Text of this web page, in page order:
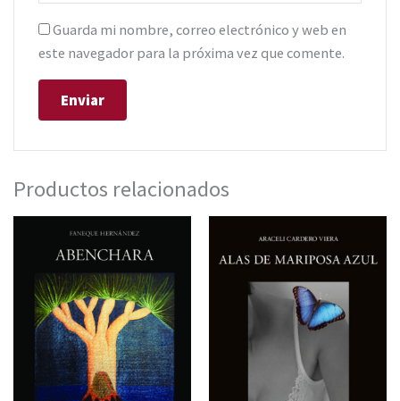
Guarda mi nombre, correo electrónico y web en
este navegador para la próxima vez que comente.
Productos relacionados